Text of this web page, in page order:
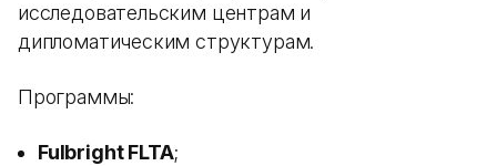
исследовательским центрам и
дипломатическим структурам.
Программы:
Fulbright FLTA;